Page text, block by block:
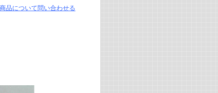
品について問い合わせる